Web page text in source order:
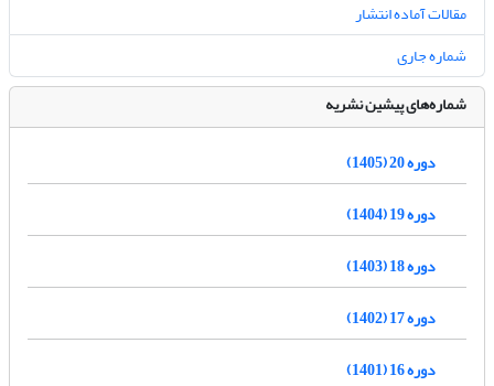
مقالات آماده انتشار
شماره جاری
شماره‌های پیشین نشریه
دوره 20 (1405)
دوره 19 (1404)
دوره 18 (1403)
دوره 17 (1402)
دوره 16 (1401)